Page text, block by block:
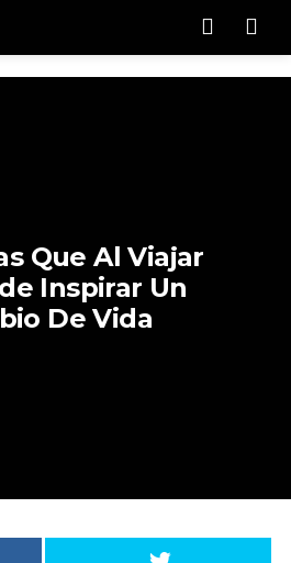
Que Al Viajar
Inspirar Un
De Vida